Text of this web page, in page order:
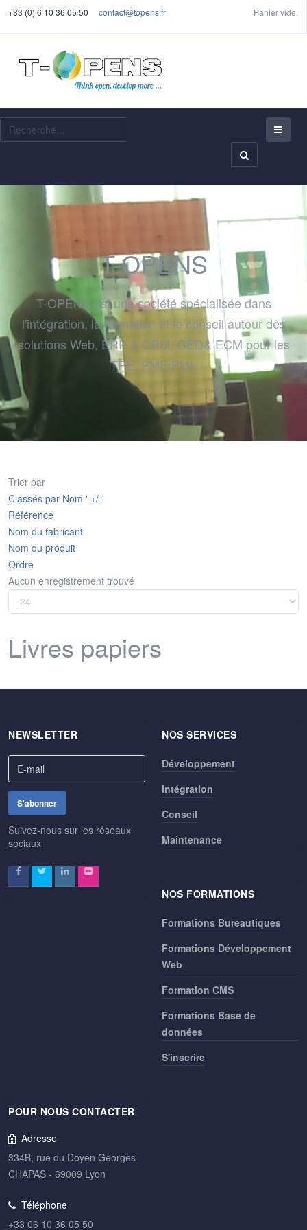
+33 (0) 6 10 36 05 50 contact@topens.fr Panier vide.
T-OPENS
T-OPENS est une société spécialisée dans
l'intégration, la formation et le conseil autour des
solutions Web, ERP & CRM, GED& ECM pour les
TPE, PME/PMI.
Trier par
Classés par Nom ' +/-'
Référence
Nom du fabricant
Nom du produit
Ordre
Aucun enregistrement trouvé
Livres papiers
NEWSLETTER
Suivez-nous sur les réseaux
sociaux
NOS SERVICES
Développement
Intégration
Conseil
Maintenance
NOS FORMATIONS
Formations Bureautiques
Formations Développement
Web
Formation CMS
Formations Base de
données
S'inscrire
POUR NOUS CONTACTER
Adresse
334B, rue du Doyen Georges
CHAPAS - 69009 Lyon
Téléphone
+33 06 10 36 05 50